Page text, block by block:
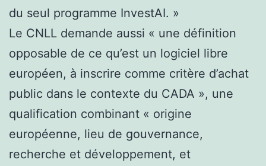
du seul programme InvestAI. »
Le CNLL demande aussi « une définition
opposable de ce qu’est un logiciel libre
européen, à inscrire comme critère d’achat
public dans le contexte du CADA », une
qualification combinant « origine
européenne, lieu de gouvernance,
recherche et développement, et